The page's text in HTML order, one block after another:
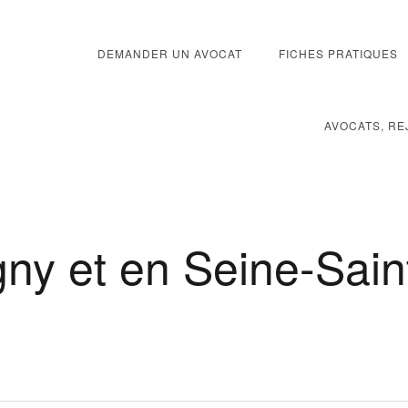
DEMANDER UN AVOCAT FICHES PRATIQUES
AVOCATS,
et en Seine-